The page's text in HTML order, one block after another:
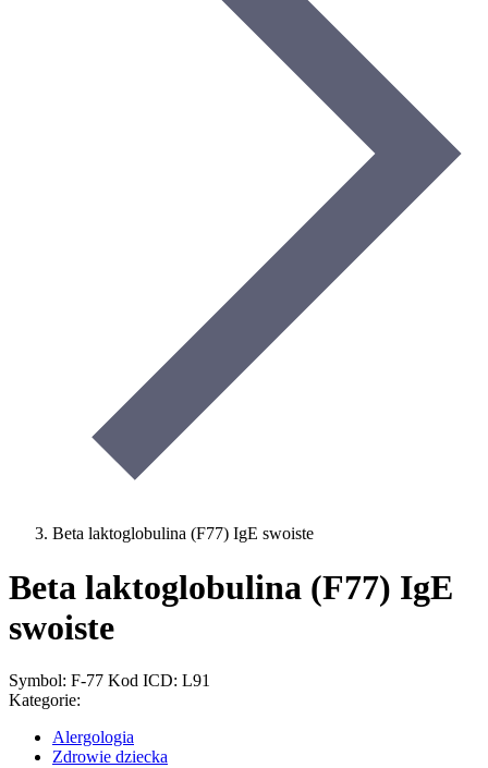
Beta laktoglobulina (F77) IgE swoiste
Beta laktoglobulina (F77) IgE
swoiste
Symbol: F-77 Kod ICD: L91
Kategorie:
Alergologia
Zdrowie dziecka